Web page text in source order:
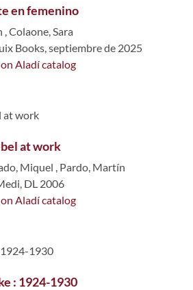
en femenino
,Colaone, Sara
Books, septiembre de 2025
Aladí catalog
at work
Miquel , Pardo, Martín
DL 2006
Aladí catalog
: 1924-1930